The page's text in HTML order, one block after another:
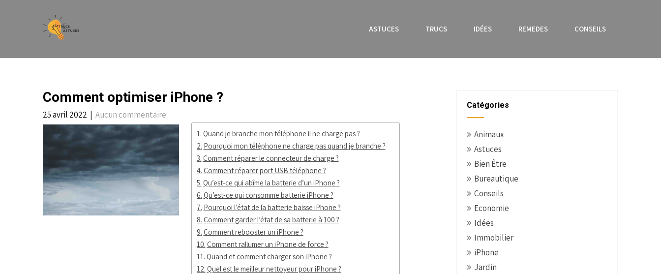
ASTUCES TRUCS IDÉES REMEDES CONSEILS
Comment optimiser iPhone ?
25 avril 2022 | Aucun commentaire
Quand je branche mon téléphone il ne charge pas ?
Pourquoi mon téléphone ne charge pas quand je branche ?
Comment réparer le connecteur de charge ?
Comment réparer port USB téléphone ?
Qu’est-ce qui abîme la batterie d’un iPhone ?
Qu’est-ce qui consomme batterie iPhone ?
Pourquoi l’état de la batterie baisse iPhone ?
Comment garder l’état de sa batterie à 100 ?
Comment rebooster un iPhone ?
Comment rallumer un iPhone de force ?
Quand et comment charger son iPhone ?
Quel est le meilleur nettoyeur pour iPhone ?
Catégories
Animaux
Astuces
Bien Être
Bureautique
Conseils
Economie
Idées
Immobilier
iPhone
Jardin